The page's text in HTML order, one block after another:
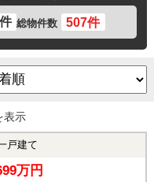
総物件数 507件
表示
戸建て
万円